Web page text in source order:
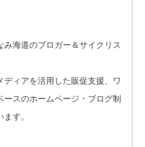
み海道のブロガー＆サイクリス
ディアを活用した販促支援、ワ
ースのホームページ・ブログ制
す。